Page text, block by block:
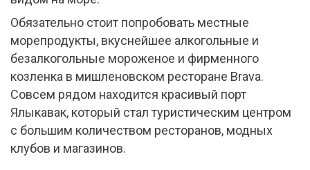
Обязательно стоит попробовать местные
морепродукты, вкуснейшее алкогольные и
безалкогольные мороженое и фирменного
козленка в мишленовском ресторане Brava.
Совсем рядом находится красивый порт
Ялыкавак, который стал туристическим центром
с большим количеством ресторанов, модных
клубов и магазинов.